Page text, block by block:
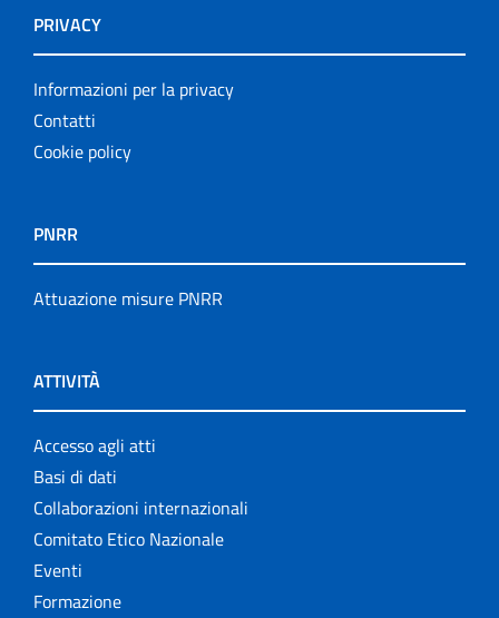
PRIVACY
Informazioni per la privacy
Contatti
Cookie policy
PNRR
Attuazione misure PNRR
ATTIVITÀ
Accesso agli atti
Basi di dati
Collaborazioni internazionali
Comitato Etico Nazionale
Eventi
Formazione